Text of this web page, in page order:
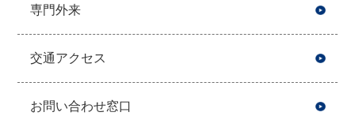
専門外来
交通アクセス
お問い合わせ窓口